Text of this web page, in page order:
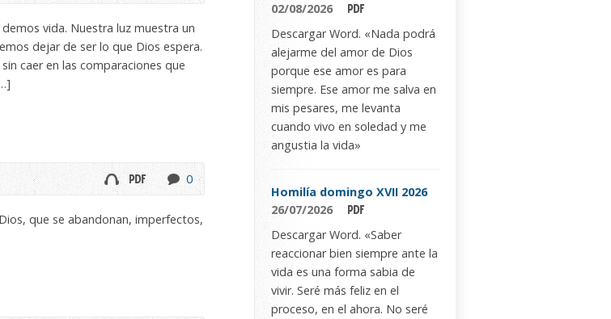
vida. Nuestra luz muestra un
dejar de ser lo que Dios espera.
caer en las comparaciones que
0
que se abandonan, imperfectos,
02/08/2026
Descargar Word. «Nada podrá
alejarme del amor de Dios
porque ese amor es para
siempre. Ese amor me salva en
mis pesares, me levanta
cuando vivo en soledad y me
angustia la vida»
Homilía domingo XVII 2026
26/07/2026
Descargar Word. «Saber
reaccionar bien siempre ante la
vida es una forma sabia de
vivir. Seré más feliz en el
proceso, en el ahora. No seré